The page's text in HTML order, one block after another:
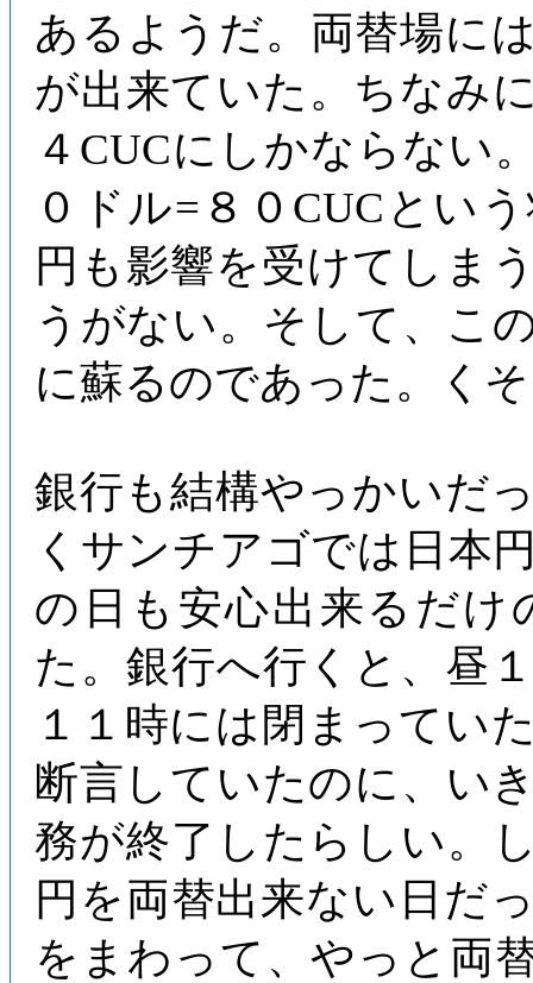
あるようだ。両替場に
が出来ていた。ちなみ
４CUCにしかならない
０ドル=８０CUCとい
円も影響を受けてしま
うがない。そして、こ
に蘇るのであった。く
銀行も結構やっかいだ
くサンチアゴでは日本
の日も安心出来るだけ
た。銀行へ行くと、昼
１１時には閉まってい
断言していたのに、い
務が終了したらしい。
円を両替出来ない日だ
をまわって、やっと両